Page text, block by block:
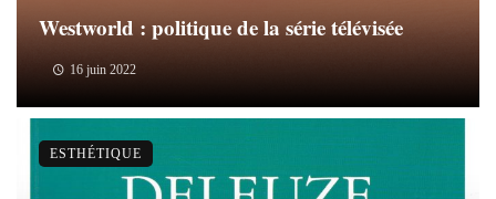
Westworld : politique de la série télévisée
16 juin 2022
ESTHÉTIQUE